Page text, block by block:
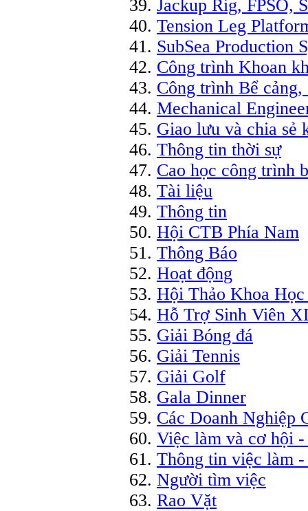
Jackup Rig, FPSO,
Tension Leg
SubSea Production
Công trình Khoan
Công trình Bể cảng,
Mechanical
Giao lưu và chia sẻ
Thông tin thời sự
Cao học công trình
Tài liệu
Thông tin
Hội CTB Phía Nam
Thông Báo
Hoạt động
Hội Thảo Khoa
Hỗ Trợ Sinh Viên
Giải Bóng đá
Giải Tennis
Giải Golf
Gala Dinner
Các Doanh Nghiệp
Việc làm và cơ hội
Thông tin việc làm
Người tìm việc
Rao Vặt